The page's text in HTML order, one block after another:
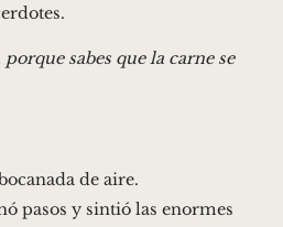
sabes que la carne se
de aire.
pasos y sintió las enormes